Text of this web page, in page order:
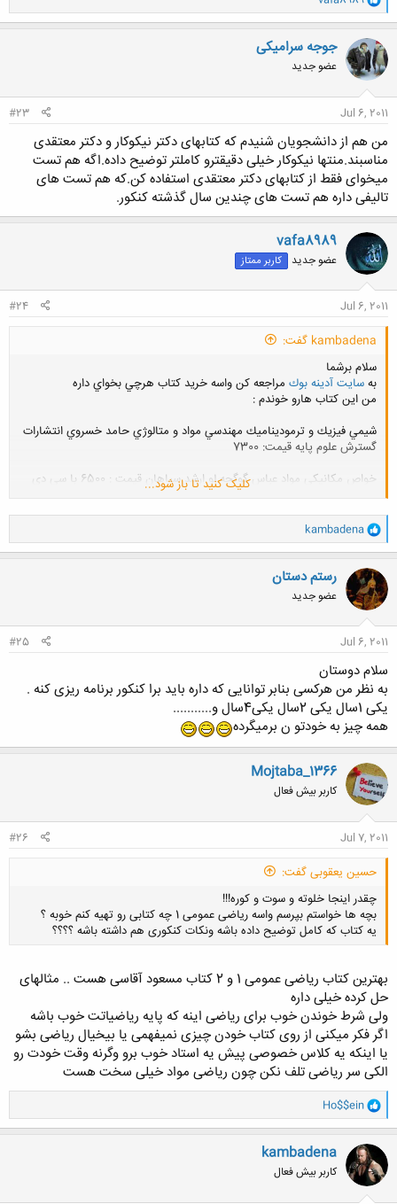
ا
ک
ن
ش
ه
ا
جوجه سرامیکی
عضو جدید
Jul 6, 2011
#23
من هم از دانشجویان شنیدم که کتابهای دکتر نیکوکار و دکتر معتقدی
مناسبند.منتها نیکوکار خیلی دقیقترو کاملتر توضیح داده.اگه هم تست
میخوای فقط از کتابهای دکتر معتقدی استفاده کن.که هم تست های
تالیفی داره هم تست های چندین سال گذشته کنکور.
vafa8989
عضو جدید کاربر ممتاز
Jul 6, 2011
#24
kambadena گفت:
سلام برشما
بهسايت آدينه بوك مراجعه كن واسه خريد كتاب هرچي بخواي داره
من اين كتاب هارو خوندم :
شيمي فيزيك و ترموديناميك مهندسي مواد و متالوژي حامد خسروي انتشارات
گسترش علوم پايه قيمت: 7300
خواص مكانيكي مواد عباس گوگجه لو ارشد سپاهان قيمت : 6500 با سي دي
خواص فيزيكي مواد ارشد سپاهان سولماز صمد زاده 12800 با سي دي
موفق باشيد[/QUOTE
خیلی خیلی ممنون بابت راهنماییتون
سپاسگزارم
کلیک کنید تا باز شود...
و
ا
ک
ن
ش
ه
ا
kambadena
رستم دستان
عضو جدید
Jul 6, 2011
#25
سلام دوستان
به نظر من هرکسی بنابر توانایی که داره باید برا کنکور برنامه ریزی کنه .
یکی 1سال یکی 2سال یکی4سال و...........
همه چیز به خودتو ن برمیگرده
Mojtaba_1366
کاربر بیش فعال
Jul 7, 2011
#26
حسین یعقوبی گفت:
چقدر اینجا خلوته و سوت و کوره!!!
بچه ها خواستم بپرسم واسه ریاضی عمومی 1 چه کتابی رو تهیه کنم خوبه ؟
یه کتاب که کامل توضیح داده باشه ونکات کنکوری هم داشته باشه ؟؟؟؟
کلیک کنید تا باز شود...
بهترین کتاب ریاضی عمومی 1 و 2 کتاب مسعود آقاسی هست .. مثالهای
حل کرده خیلی داره
ولی شرط خوندن خوب برای ریاضی اینه که پایه ریاضیاتت خوب باشه
اگر فکر میکنی از روی کتاب خودن چیزی نمیفهمی یا بیخیال ریاضی بشو
یا اینکه یه کلاس خصوصی پیش یه استاد خوب برو وگرنه وقت خودت رو
الکی سر ریاضی تلف نکن چون ریاضی مواد خیلی سخت هست
و
ا
ک
ن
ش
ه
ا
Ho$$ein
kambadena
کاربر بیش فعال